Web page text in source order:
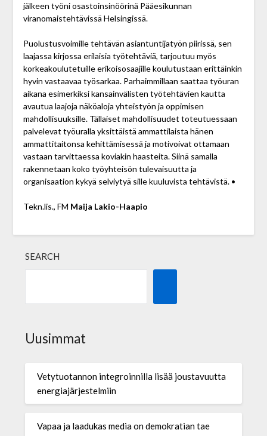
jälkeen työni osastoinsinöörinä Pää­esikunnan
viranomaistehtävissä Helsingissä.
Puolustusvoimille tehtävän asiantuntijatyön piirissä, sen
laajassa kirjossa erilaisia työtehtäviä, tarjoutuu myös
korkeakoulutetuille erikoisosaajille koulutustaan erittäinkin
hyvin vastaavaa työsarkaa. Parhaimmillaan saattaa työuran
aikana esimerkiksi kansainvälisten työtehtävien kautta
avautua laajoja näköaloja yhteistyön ja oppimisen
mahdollisuuksille. Tällaiset mahdollisuudet toteutuessaan
palvelevat työuralla yksittäistä ammattilaista hänen
ammattitaitonsa kehittämisessä ja motivoivat ottamaan
vastaan tarvittaessa koviakin haasteita. Siinä samalla
rakennetaan koko työyhteisön tulevaisuutta ja
organisaation kykyä selviytyä sille kuuluvista tehtävistä. •
Tekn.lis., FM Maija Lakio-Haapio
SEARCH
Uusimmat
Vetytuotannon integroinnilla lisää joustavuutta
energiajärjestelmiin
Vapaa ja laadukas media on demokratian tae